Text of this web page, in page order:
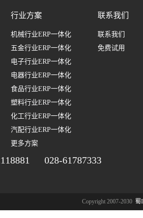
行业方案
机械行业ERP一体化
五金行业ERP一体化
电子行业ERP一体化
电器行业ERP一体化
食品行业ERP一体化
塑料行业ERP一体化
化工行业ERP一体化
汽配行业ERP一体化
更多方案
联系我们
联系我们
免费试用
028-61787333
Copyright 2007-2030 蜀